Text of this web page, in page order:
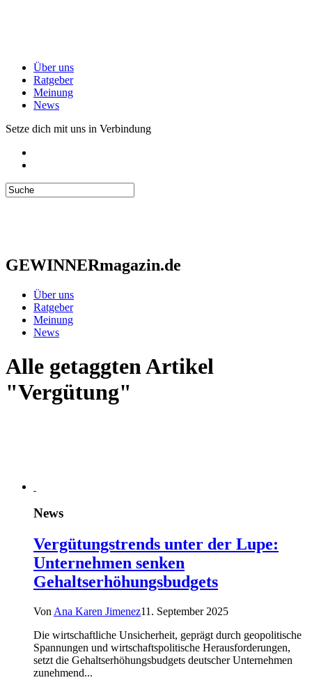
Über uns
Ratgeber
Meinung
News
Setze dich mit uns in Verbindung
GEWINNERmagazin.de
Über uns
Ratgeber
Meinung
News
Alle getaggten Artikel
"Vergütung"
News
Vergütungstrends unter der Lupe:
Unternehmen senken
Gehaltserhöhungsbudgets
Von Ana Karen Jimenez11. September 2025
Die wirtschaftliche Unsicherheit, geprägt durch geopolitische
Spannungen und wirtschaftspolitische Herausforderungen,
setzt die Gehaltserhöhungsbudgets deutscher Unternehmen
zunehmend...